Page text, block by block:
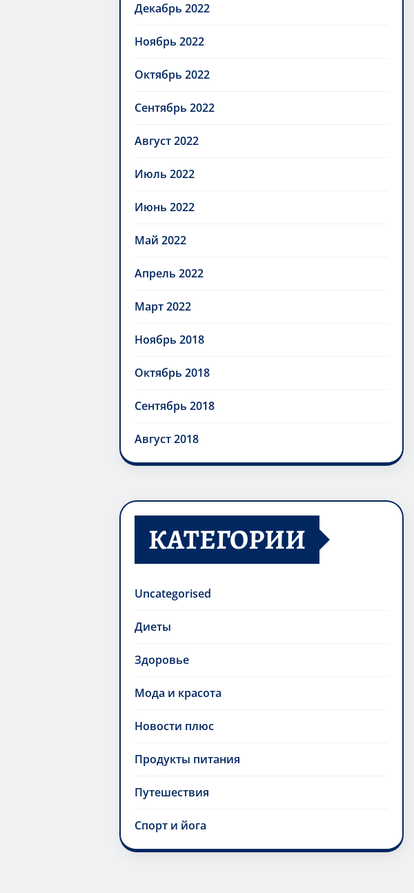
Декабрь 2022
Ноябрь 2022
Октябрь 2022
Сентябрь 2022
Август 2022
Июль 2022
Июнь 2022
Май 2022
Апрель 2022
Март 2022
Ноябрь 2018
Октябрь 2018
Сентябрь 2018
Август 2018
КАТЕГОРИИ
Uncategorised
Диеты
Здоровье
Мода и красота
Новости плюс
Продукты питания
Путешествия
Спорт и йога